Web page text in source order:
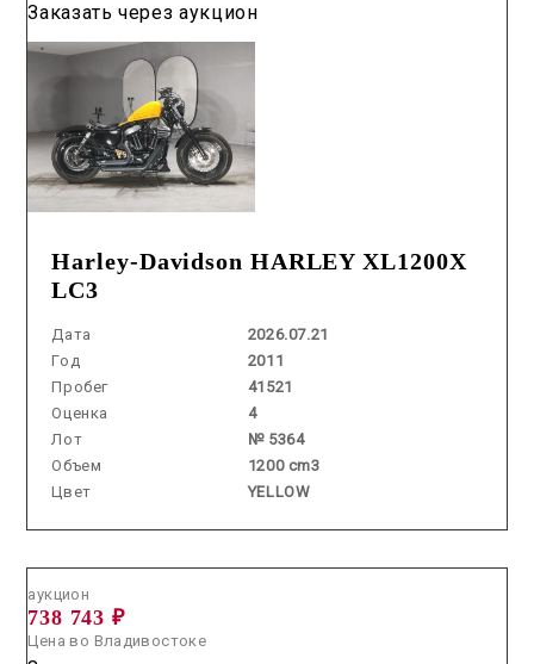
Harley-Davidson HARLEY XL1200X
LC3
Дата
2026.07.21
Год
2011
Пробег
41521
Оценка
4
Лот
№ 5364
Объем
1200 cm3
Цвет
YELLOW
Заказать через аукцион
аукцион
738 743 ₽
Цена во Владивостоке